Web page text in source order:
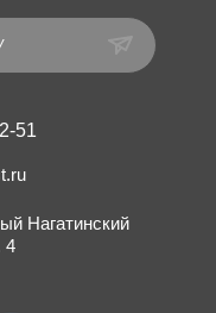
51
Нагатинский
4